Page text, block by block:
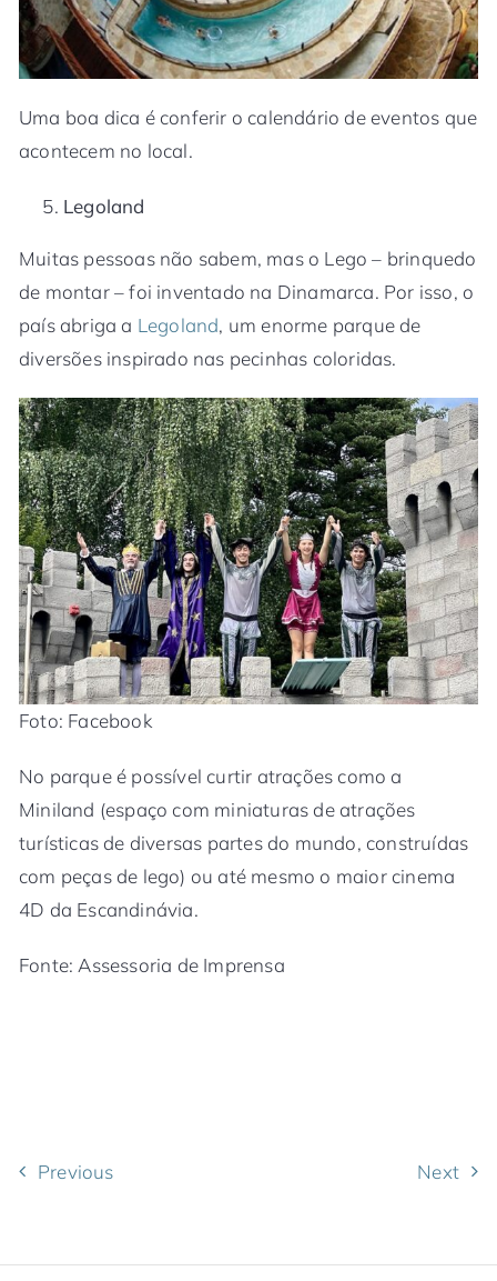
Uma boa dica é conferir o calendário de eventos que
acontecem no local.
Legoland
Muitas pessoas não sabem, mas o Lego – brinquedo
de montar – foi inventado na Dinamarca. Por isso, o
país abriga a Legoland, um enorme parque de
diversões inspirado nas pecinhas coloridas.
Foto: Facebook
No parque é possível curtir atrações como a
Miniland (espaço com miniaturas de atrações
turísticas de diversas partes do mundo, construídas
com peças de lego) ou até mesmo o maior cinema
4D da Escandinávia.
Fonte: Assessoria de Imprensa
Previous Next